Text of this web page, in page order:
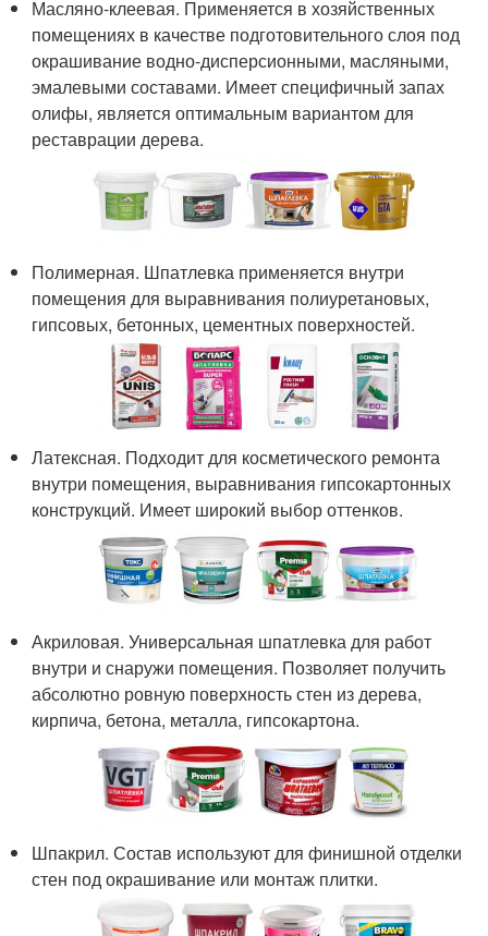
Масляно-клеевая. Применяется в хозяйственных
помещениях в качестве подготовительного слоя под
окрашивание водно-дисперсионными, масляными,
эмалевыми составами. Имеет специфичный запах
олифы, является оптимальным вариантом для
реставрации дерева.
Полимерная. Шпатлевка применяется внутри
помещения для выравнивания полиуретановых,
гипсовых, бетонных, цементных поверхностей.
Латексная. Подходит для косметического ремонта
внутри помещения, выравнивания гипсокартонных
конструкций. Имеет широкий выбор оттенков.
Акриловая. Универсальная шпатлевка для работ
внутри и снаружи помещения. Позволяет получить
абсолютно ровную поверхность стен из дерева,
кирпича, бетона, металла, гипсокартона.
Шпакрил. Состав используют для финишной отделки
стен под окрашивание или монтаж плитки.